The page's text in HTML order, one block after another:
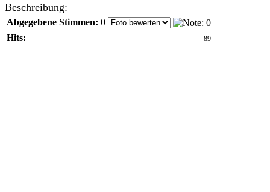
Beschreibung:
Abgegebene Stimmen: 0
Hits:
89